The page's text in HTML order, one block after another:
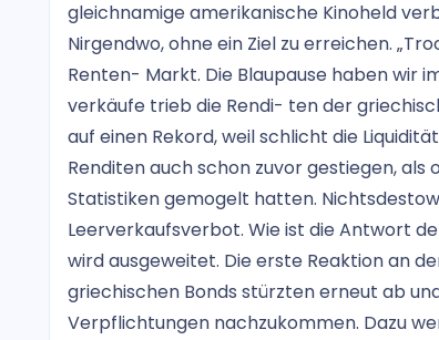
gleichnamige amerikanische Kinoheld
Nirgendwo, ohne ein Ziel zu erreichen.
Renten- Markt. Die Blaupause haben wir
verkäufe trieb die Rendi- ten der
auf einen Rekord, weil schlicht die
Renditen auch schon zuvor gestiegen,
Statistiken gemogelt hatten.
Leerverkaufsverbot. Wie ist die Antwort
wird ausgeweitet. Die erste Reaktion an
griechischen Bonds stürzten erneut ab
Verpflichtungen nachzukommen. Dazu